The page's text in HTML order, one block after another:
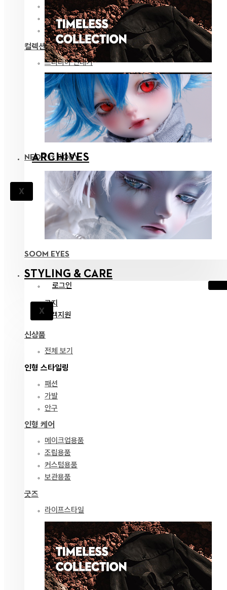
ARCHIVES
X
안구
의상
도구
컬렉션
드리티아 연대기
NEOR 13 BODY
SOOM EYES
STYLING & CARE
로그인
X
공지
고객지원
신상품
전체 보기
인형 스타일링
패션
가발
안구
인형 케어
메이크업용품
조립용품
커스텀용품
보관용품
굿즈
라이프스타일